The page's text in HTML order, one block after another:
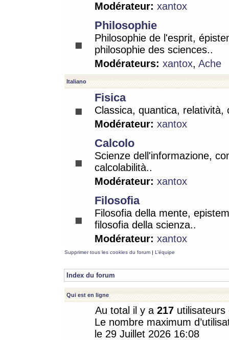
Modérateur: xantox
Philosophie
Philosophie de l'esprit,
philosophie des sciences..
Modérateurs: xantox, Ache
Italiano
Fisica
Classica, quantica, relatività,
Modérateur: xantox
Calcolo
Scienze dell'informazione,
calcolabilità..
Modérateur: xantox
Filosofia
Filosofia della mente,
filosofia della scienza..
Modérateur: xantox
Supprimer tous les cookies du forum | L’équipe
Index du forum
Qui est en ligne
Au total il y a 217
Le nombre maximum
le 29 Juillet 2026 16:08